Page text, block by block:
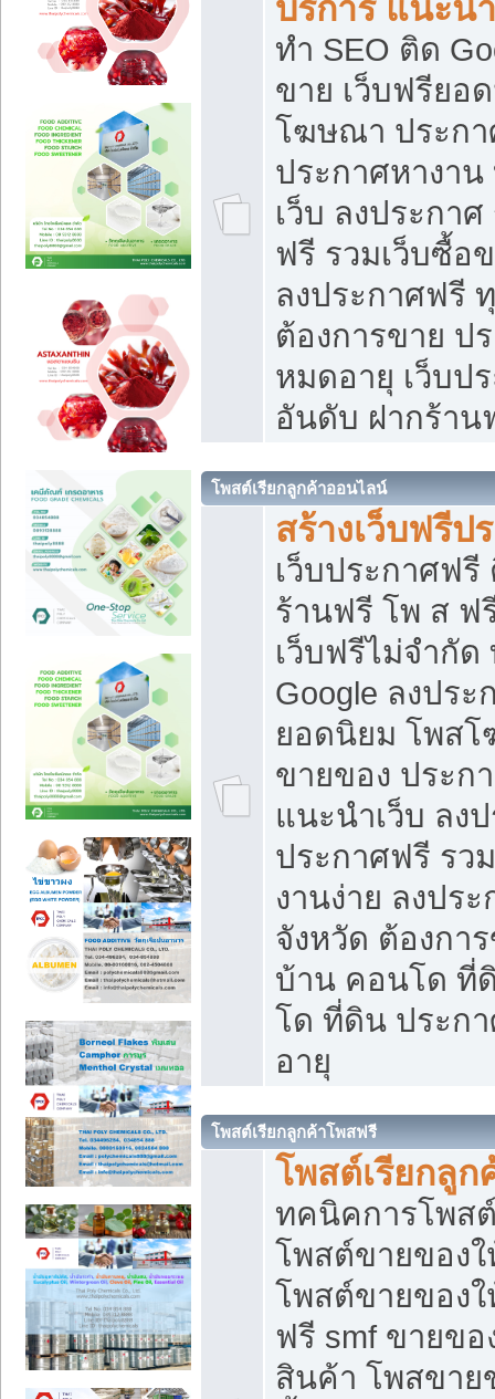
บริการ แนะน
ทำ SEO ติด
ขาย เว็บฟรียอ
โฆษณา ประกา
ประกาศหางา
เว็บ ลงประกา
ฟรี รวมเว็บซื้อ
ลงประกาศฟรี
ต้องการขาย ป
หมดอายุ เว็บป
อันดับ ฝากร้าน
โพสต์เรียกลูกค้าออนไลน์
สร้างเว็บฟรีป
เว็บประกาศฟ
ร้านฟรี โพ ส ฟ
เว็บฟรีไม่จำกัด
Google ลงประ
ยอดนิยม โพส
ขายของ ประก
แนะนำเว็บ ลง
ประกาศฟรี รว
งานง่าย ลงปร
จังหวัด ต้องกา
บ้าน คอนโด ที่
โด ที่ดิน ประก
อายุ
โพสต์เรียกลูกค้าโพสฟรี
โพสต์เรียกลูก
ทคนิคการโพส
โพสต์ขายของ
โพสต์ขายของ
ฟรี smf ขายข
สินค้า โพสขาย